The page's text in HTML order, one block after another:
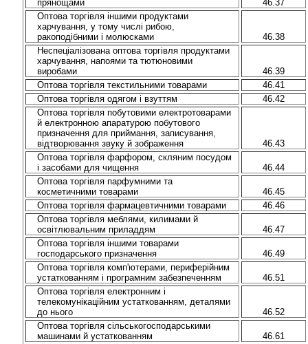
прянощами
46.37
Оптова торгівля іншими продуктами
харчування, у тому числі рибою,
ракоподібними і молюсками
46.38
Неспеціалізована оптова торгівля продуктами
харчування, напоями та тютюновими
виробами
46.39
Оптова торгівля текстильними товарами
46.41
Оптова торгівля одягом і взуттям
46.42
Оптова торгівля побутовими електротоварами
й електронною апаратурою побутового
призначення для приймання, записування,
відтворювання звуку й зображення
46.43
Оптова торгівля фарфором, скляним посудом
і засобами для чищення
46.44
Оптова торгівля парфумними та
косметичними товарами
46.45
Оптова торгівля фармацевтичними товарами
46.46
Оптова торгівля меблями, килимами й
освітлювальним приладдям
46.47
Оптова торгівля іншими товарами
господарського призначення
46.49
Оптова торгівля комп'ютерами, периферійним
устаткованням і програмним забезпеченням
46.51
Оптова торгівля електронним і
телекомунікаційним устаткованням, деталями
до нього
46.52
Оптова торгівля сільськогосподарськими
машинами й устаткованням
46.61